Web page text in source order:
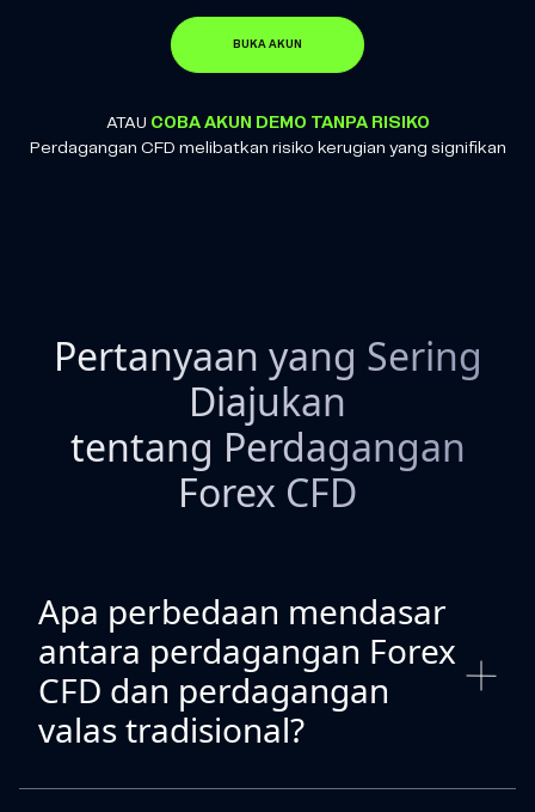
BUKA AKUN
ATAU COBA AKUN DEMO TANPA RISIKO
Perdagangan CFD melibatkan risiko kerugian yang signifikan
Pertanyaan yang Sering
Diajukan
tentang Perdagangan
Forex CFD
Apa perbedaan mendasar
antara perdagangan Forex
CFD dan perdagangan
valas tradisional?